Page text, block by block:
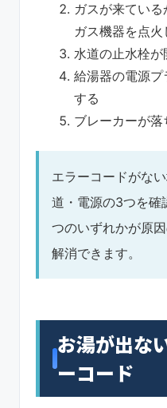
ガスが来てい
ガス機器を点火
水道の止水栓が
給湯器の電源
する
ブレーカーが
エラーコードがな
道・電源の3つを確
つのいずれかが原
解消できます。
お湯が出な
ーコード